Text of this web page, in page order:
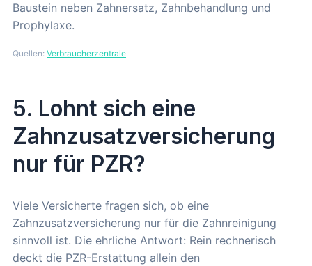
Baustein neben Zahnersatz, Zahnbehandlung und
Prophylaxe.
Quellen: Verbraucherzentrale
5. Lohnt sich eine
Zahnzusatzversicherung
nur für PZR?
Viele Versicherte fragen sich, ob eine
Zahnzusatzversicherung nur für die Zahnreinigung
sinnvoll ist. Die ehrliche Antwort: Rein rechnerisch
deckt die PZR-Erstattung allein den